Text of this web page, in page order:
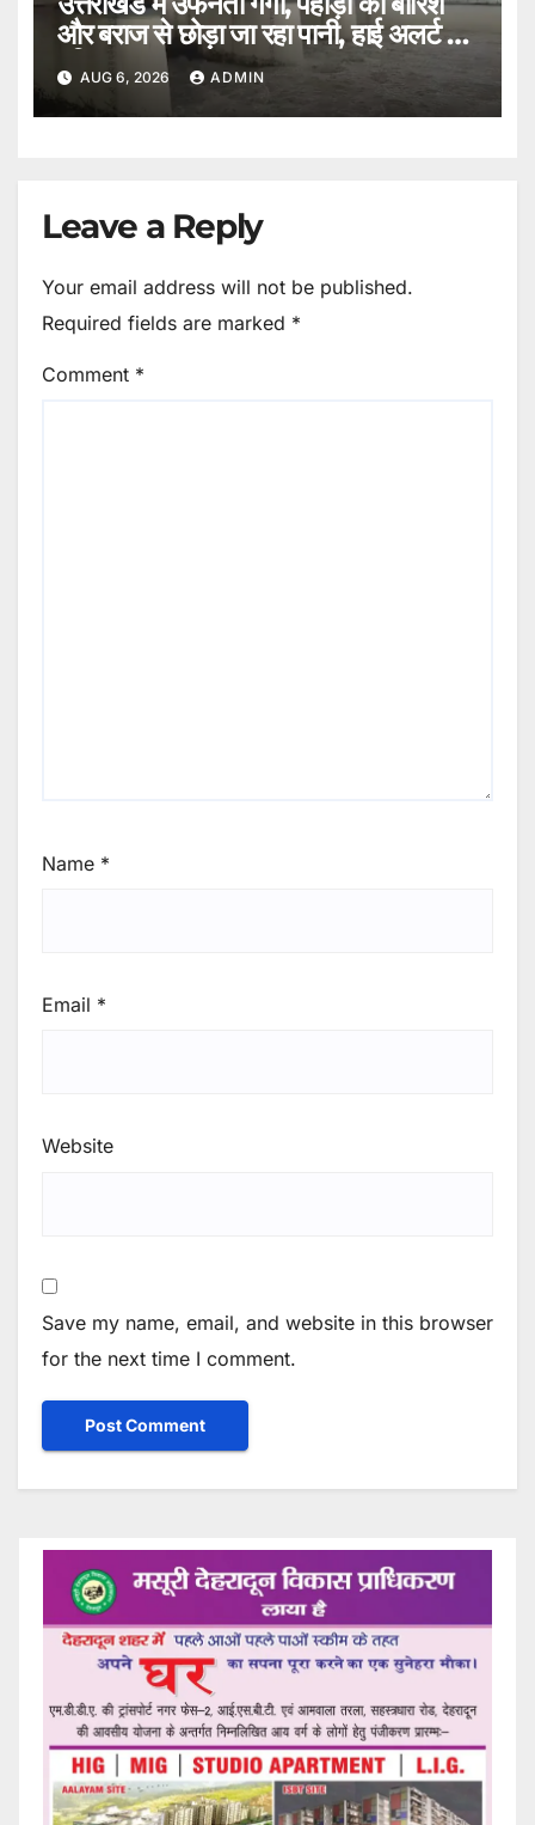
और बराज से छोड़ा जा रहा पानी, हाई अलर्ट पर
हरिद्वार।
AUG 6, 2026 ADMIN
Leave a Reply
Your email address will not be published.
Required fields are marked *
Comment *
Name *
Email *
Website
Save my name, email, and website in this browser
for the next time I comment.